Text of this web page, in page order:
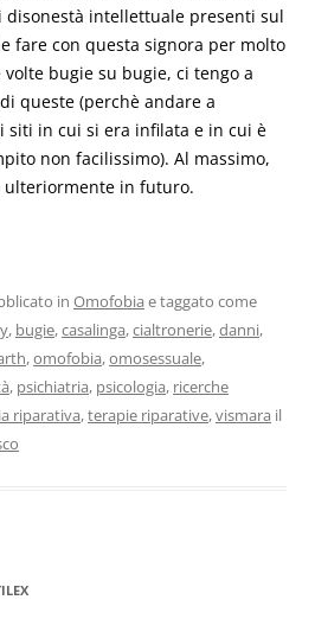
disonestà intellettuale presenti sul
fare con questa signora per molto
bugie su bugie, ci tengo a
queste (perchè andare a
siti in cui si era infilata e in cui è
non facilissimo). Al massimo,
ulteriormente in futuro.
in Omofobia e taggato come
, bugie,casalinga,cialtronerie,danni,
,omofobia,omosessuale,
, psichiatria, psicologia, ricerche
riparativa,terapie riparative,vismara il